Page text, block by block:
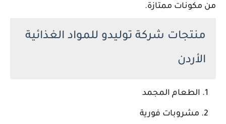
من مكونات ممتازة.
منتجات شركة توليدو للمواد الغذائية
الأردن
الطعام المجمد
مشروبات فورية